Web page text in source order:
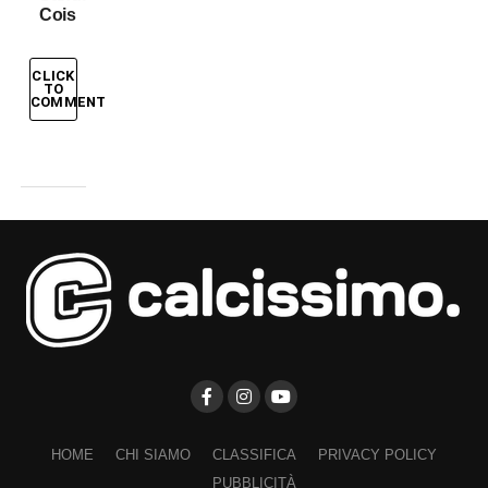
Cois
CLICK
TO
COMMENT
HOME CHI SIAMO CLASSIFICA
PRIVACY POLICY
PUBBLICITÀ